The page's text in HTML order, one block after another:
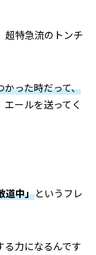
超特急流のトンチ
かった時だって、
エールを送ってく
道中」というフレ
る力になるんです